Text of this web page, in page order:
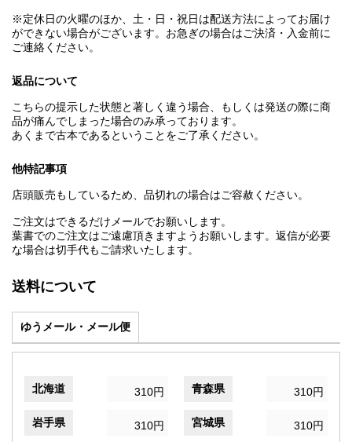
※定休日の火曜のほか、土・日・祝日は配送方法によってお届け
ができない場合がございます。お急ぎの場合はご決済・入金前に
ご連絡ください。
返品について
こちらの提示した状態と著しく違う場合、もしくは発送の際に商
品が痛んでしまった場合のみ承っております。
あくまで古本であるということをご了承ください。
他特記事項
店頭販売もしているため、品切れの場合はご容赦ください。
ご注文はできるだけメールでお願いします。
葉書でのご注文はご遠慮頂きますようお願いします。返信が必要
な場合は切手代もご請求いたします。
送料について
ゆうメール・メール便
北海道 310円 青森県 310円
岩手県 310円 宮城県 310円